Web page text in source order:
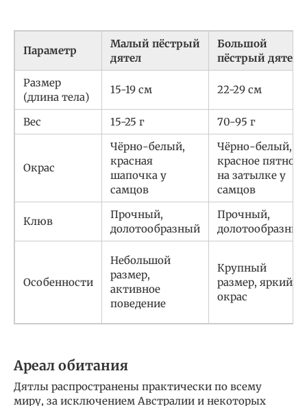
Параметр
Малый пёстрый
дятел
Большой
пёстрый дятел
Размер
(длина тела)
15-19 см 22-29 см
Вес 15-25 г 70-95 г
Окрас
Чёрно-белый,
красная
шапочка у
самцов
Чёрно-белый,
красное пятно
на затылке у
самцов
Клюв
Прочный,
долотообразный
Прочный,
долотообразный
Особенности
Небольшой
размер,
активное
поведение
Крупный
размер, яркий
окрас
Ареал обитания
Дятлы распространены практически по всему
миру, за исключением Австралии и некоторых